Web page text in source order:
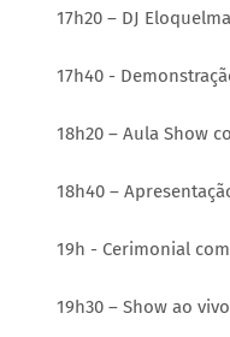
17h20 – DJ Eloquelma
17h40 -
18h20 – Aula Show
18h40 –
19h - Cerimonial
19h30 – Show ao